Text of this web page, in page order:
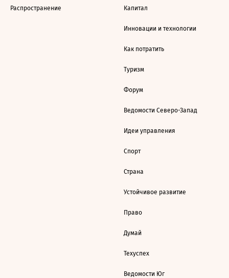
Распространение Капитал
Инновации и технологии
Как потратить
Туризм
Форум
Ведомости Северо-Запад
Идеи управления
Спорт
Страна
Устойчивое развитие
Право
Думай
Техуспех
Ведомости Юг